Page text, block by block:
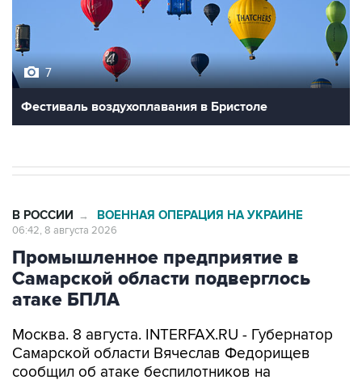
Фестиваль воздухоплавания в Бристоле
Промышленное предприятие в
Самарской области подверглось
атаке БПЛА
Москва. 8 августа. INTERFAX.RU - Губернатор
сообщил об атаке беспилотников на
промышленное предприятие в регионе.